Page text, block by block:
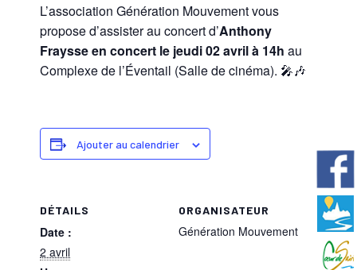
L’association Génération Mouvement vous
propose d’assister au concert d’Anthony
Fraysse en concert le jeudi 02 avril à 14h au
Complexe de l’Éventail (Salle de cinéma). 🎤🎶
Ajouter au calendrier
DÉTAILS
Date :
2 avril
ORGANISATEUR
Génération Mouvement